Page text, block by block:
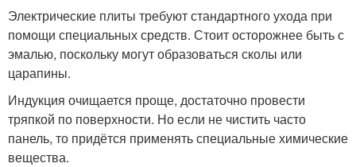
Электрические плиты требуют стандартного ухода при
помощи специальных средств. Стоит осторожнее быть с
эмалью, поскольку могут образоваться сколы или
царапины.
Индукция очищается проще, достаточно провести
тряпкой по поверхности. Но если не чистить часто
панель, то придётся применять специальные химические
вещества.